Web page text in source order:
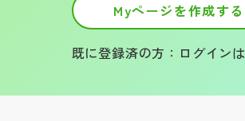
Myページを作成する
既に登録済の方：ログインは